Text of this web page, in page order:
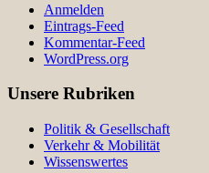
Anmelden
Eintrags-Feed
Kommentar-Feed
WordPress.org
Unsere Rubriken
Politik & Gesellschaft
Verkehr & Mobilität
Wissenswertes